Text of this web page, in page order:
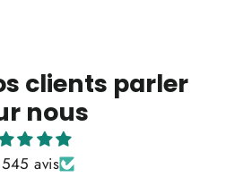
clients parler
nous
avis